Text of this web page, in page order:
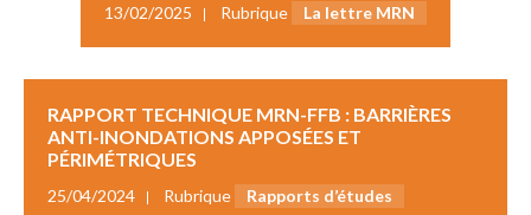
13/02/2025 Rubrique La lettre MRN
RAPPORT TECHNIQUE MRN-FFB : BARRIÈRES
ANTI-INONDATIONS APPOSÉES ET
PÉRIMÉTRIQUES
25/04/2024 Rubrique Rapports d’études